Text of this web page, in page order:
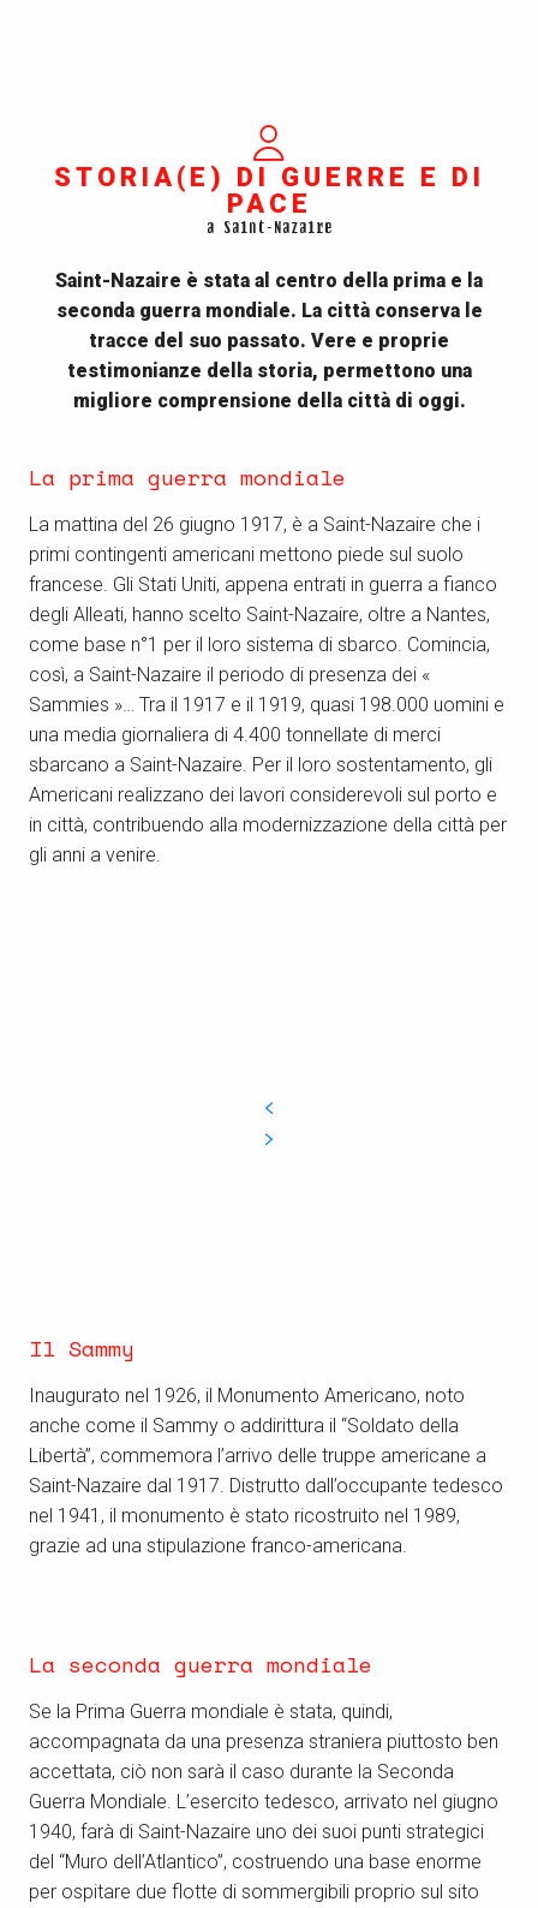
STORIA(E) DI GUERRE E DI
PACE
a Saint-Nazaire
Saint-Nazaire è stata al centro della prima e la
seconda guerra mondiale. La città conserva le
tracce del suo passato. Vere e proprie
testimonianze della storia, permettono una
migliore comprensione della città di oggi.
La prima guerra mondiale
La mattina del 26 giugno 1917, è a Saint-Nazaire che i
primi contingenti americani mettono piede sul suolo
francese. Gli Stati Uniti, appena entrati in guerra a fianco
degli Alleati, hanno scelto Saint-Nazaire, oltre a Nantes,
come base n°1 per il loro sistema di sbarco. Comincia,
così, a Saint-Nazaire il periodo di presenza dei «
Sammies »… Tra il 1917 e il 1919, quasi 198.000 uomini e
una media giornaliera di 4.400 tonnellate di merci
sbarcano a Saint-Nazaire. Per il loro sostentamento, gli
Americani realizzano dei lavori considerevoli sul porto e
in città, contribuendo alla modernizzazione della città per
gli anni a venire.
Il Sammy
Inaugurato nel 1926, il Monumento Americano, noto
anche come il Sammy o addirittura il “Soldato della
Libertà”, commemora l’arrivo delle truppe americane a
Saint-Nazaire dal 1917. Distrutto dall’occupante tedesco
nel 1941, il monumento è stato ricostruito nel 1989,
grazie ad una stipulazione franco-americana.
La seconda guerra mondiale
Se la Prima Guerra mondiale è stata, quindi,
accompagnata da una presenza straniera piuttosto ben
accettata, ciò non sarà il caso durante la Seconda
Guerra Mondiale. L’esercito tedesco, arrivato nel giugno
1940, farà di Saint-Nazaire uno dei suoi punti strategici
del “Muro dell’Atlantico”, costruendo una base enorme
per ospitare due flotte di sommergibili proprio sul sito